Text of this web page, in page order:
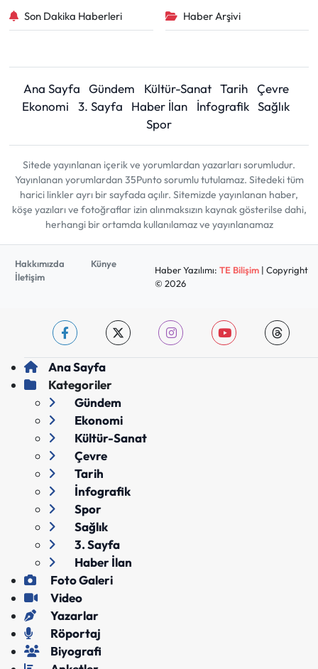
Son Dakika Haberleri Haber Arşivi
Ana Sayfa Gündem Kültür-Sanat Tarih
Çevre
Ekonomi
3. Sayfa Haber İlan İnfografik Sağlık
Spor
Sitede yayınlanan içerik ve yorumlardan yazarları sorumludur.
Yayınlanan yorumlardan 35Punto sorumlu tutulamaz. Sitedeki tüm
harici linkler ayrı bir sayfada açılır. Sitemizde yayınlanan haber,
köşe yazıları ve fotoğraflar izin alınmaksızın kaynak gösterilse dahi,
herhangi bir ortamda kullanılamaz ve yayınlanamaz
Hakkımızda
Künye
İletişim
Haber Yazılımı: TE Bilişim| Copyright
© 2026
Ana Sayfa
Kategoriler
Gündem
Ekonomi
Kültür-Sanat
Çevre
Tarih
İnfografik
Spor
Sağlık
3. Sayfa
Haber İlan
Foto Galeri
Video
Yazarlar
Röportaj
Biyografi